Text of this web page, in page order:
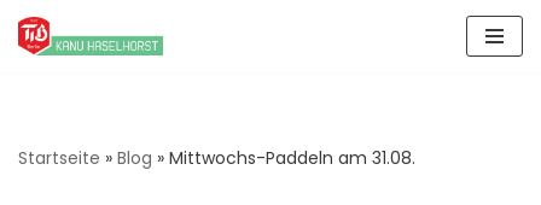
Startseite » Blog » Mittwochs-Paddeln am 31.08.